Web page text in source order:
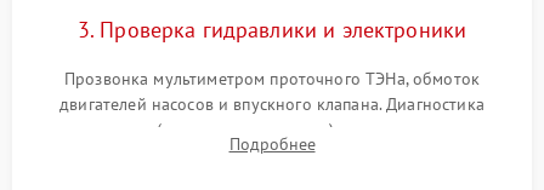
3. Проверка гидравлики и электроники
Прозвонка мультиметром проточного ТЭНа, обмоток
двигателей насосов и впускного клапана. Диагностика
прессостата (датчика уровня воды), датчика мутности,
концевика дверцы и электронного модуля управления.
Подробнее